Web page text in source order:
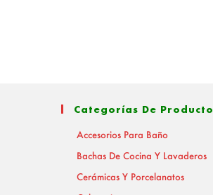
Categorías De Producto
Accesorios Para Baño
Bachas De Cocina Y Lavaderos
Cerámicas Y Porcelanatos